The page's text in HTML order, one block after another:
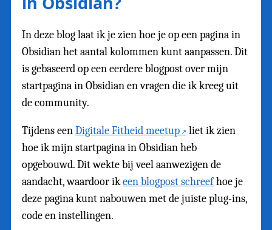
In deze blog laat ik je zien hoe je op een pagina in
Obsidian het aantal kolommen kunt aanpassen. Dit
is gebaseerd op een eerdere blogpost over mijn
startpagina in Obsidian en vragen die ik kreeg uit
de community.
Tijdens eenDigitale Fitheid meetup
liet ik zien
hoe ik mijn startpagina in Obsidian heb
opgebouwd. Dit wekte bij veel aanwezigen de
aandacht, waardoor ikeen blogpost schreefhoe je
deze pagina kunt nabouwen met de juiste plug-ins,
code en instellingen.